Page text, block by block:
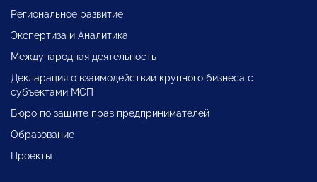
Региональное развитие
Экспертиза и Аналитика
Международная деятельность
Декларация о взаимодействии крупного бизнеса с
субъектами МСП
Бюро по защите прав предпринимателей
Образование
Проекты